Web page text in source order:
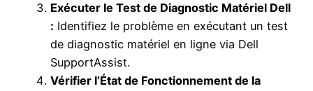
Exécuter le Test de Diagnostic Matériel Dell
: Identifiez le problème en exécutant un test
de diagnostic matériel en ligne via Dell
SupportAssist.
Vérifier l’État de Fonctionnement de la